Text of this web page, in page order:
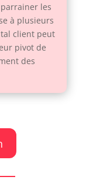
les
à plusieurs
client peut
pivot de
des